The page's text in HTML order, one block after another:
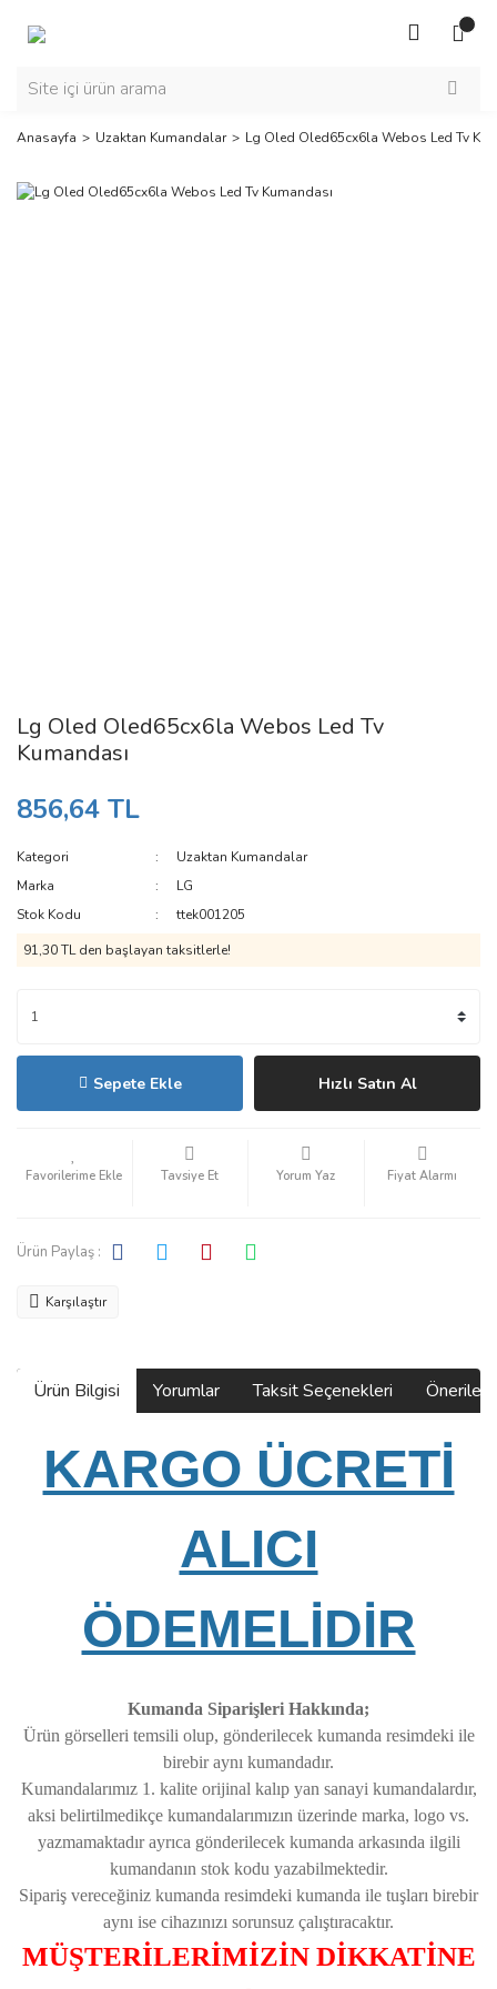
Anasayfa Uzaktan Kumandalar Lg Oled Oled65cx6la Webos Led Tv
Lg Oled Oled65cx6la Webos Led Tv
Kumandası
856,64 TL
Kategori
Uzaktan Kumandalar
Marka
LG
Stok Kodu
ttek001205
91,30 TL den başlayan taksitlerle!
Sepete Ekle Hızlı Satın Al
Tavsiye Et Yorum Yaz Fiyat Alarmı
Ürün Paylaş :
Karşılaştır
Ürün Bilgisi Yorumlar Taksit Seçenekleri
KARGO ÜCRETİ
ALICI
ÖDEMELİDİR
Kumanda Siparişleri Hakkında;
Ürün görselleri temsili olup, gönderilecek kumanda resimdeki ile
birebir aynı kumandadır.
Kumandalarımız 1. kalite orijinal kalıp yan sanayi kumandalardır,
aksi belirtilmedikçe kumandalarımızın üzerinde marka, logo vs.
yazmamaktadır ayrıca gönderilecek kumanda arkasında ilgili
kumandanın stok kodu yazabilmektedir.
Sipariş vereceğiniz kumanda resimdeki kumanda ile tuşları birebir
aynı ise cihazınızı sorunsuz çalıştıracaktır.
MÜŞTERİLERİMİZİN DİKKATİNE